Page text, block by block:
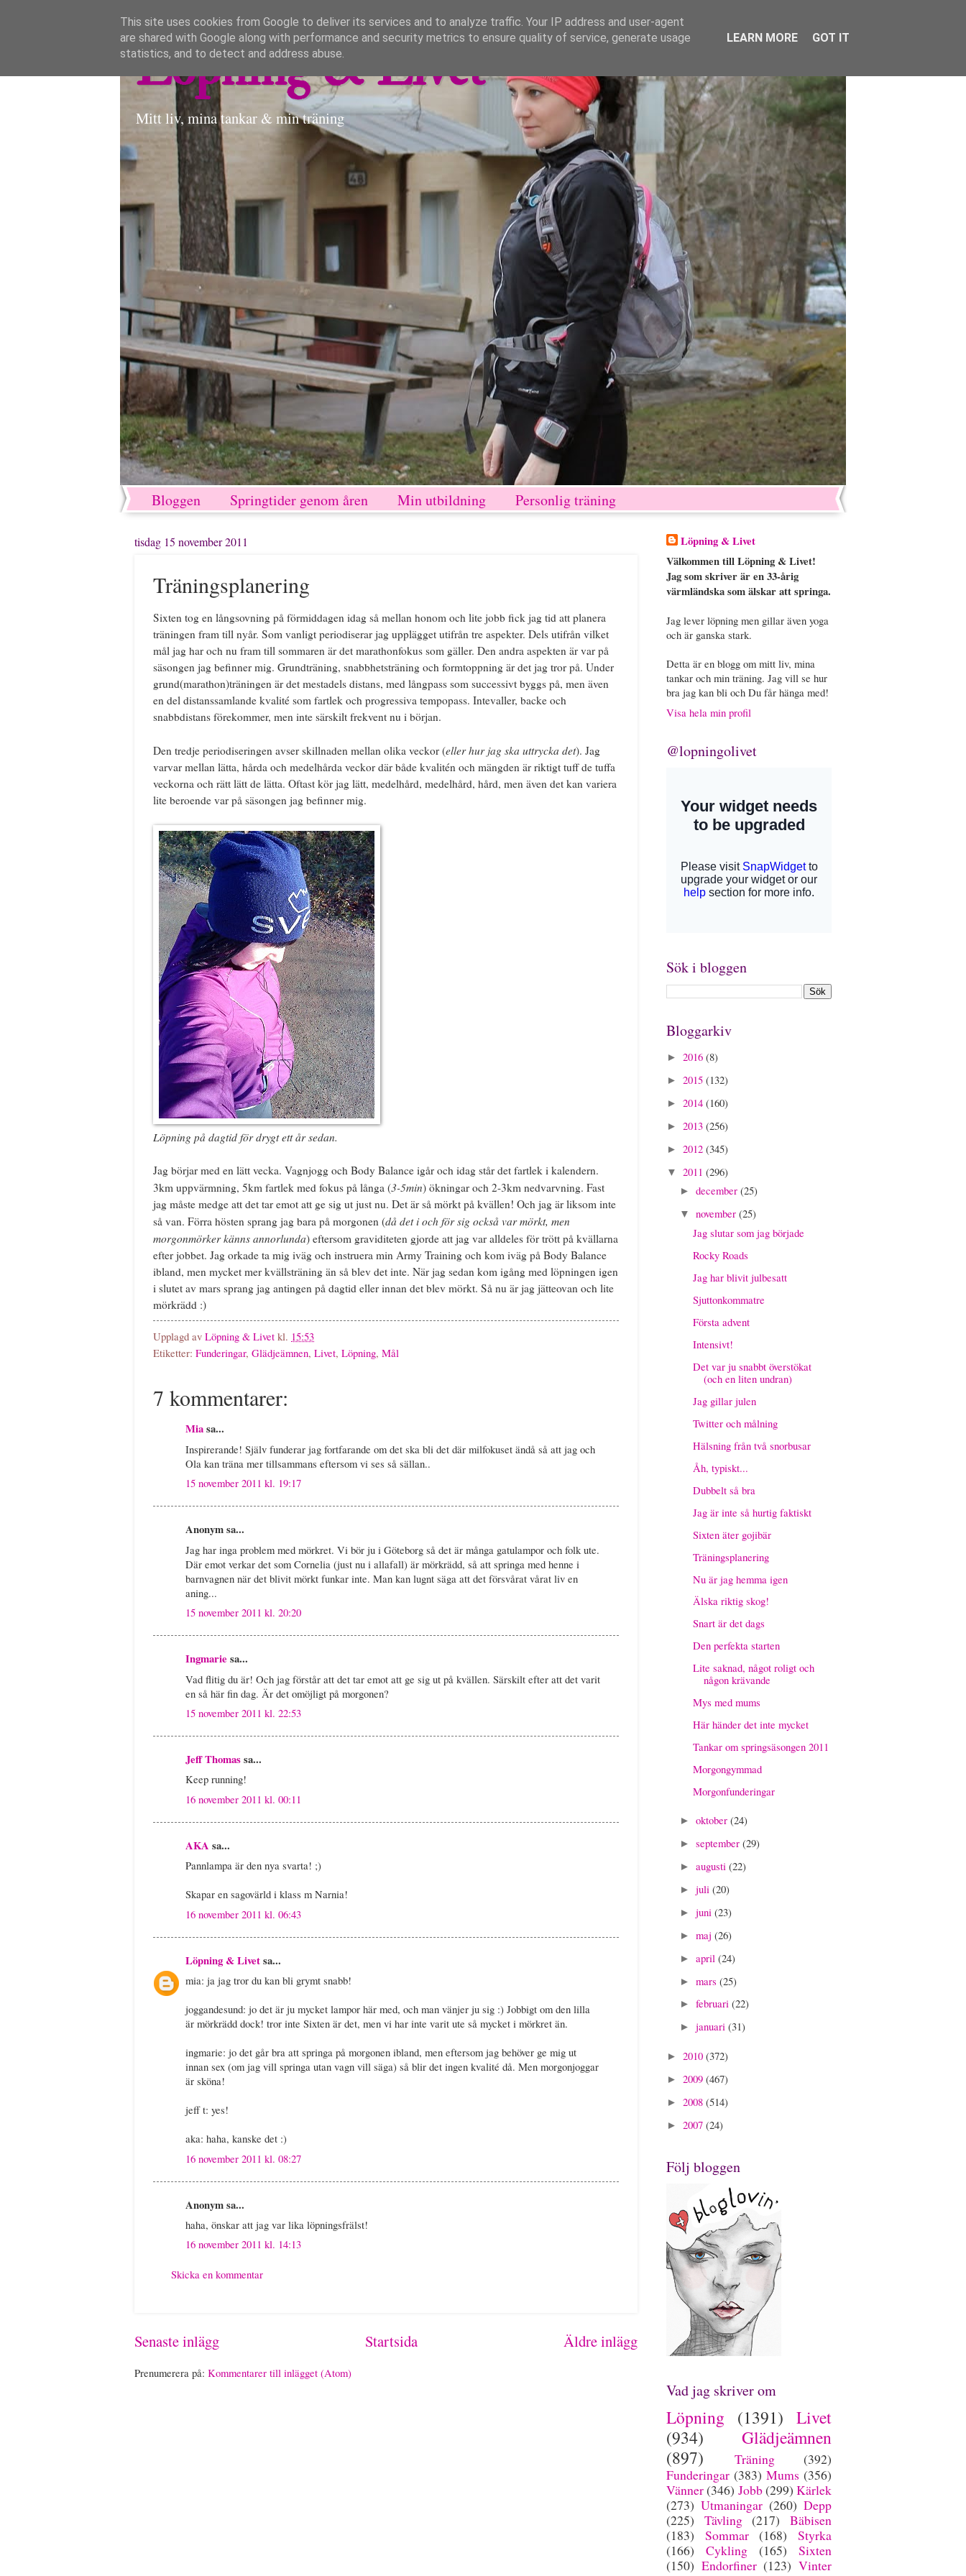
Löpning & Livet
Mitt liv, mina tankar & min träning
Bloggen Springtider genom åren Min utbildning Personlig träning
tisdag 15 november 2011
Träningsplanering
Sixten tog en långsovning på förmiddagen idag så mellan honom och lite jobb fick jag tid att planera
träningen fram till nyår. Som vanligt periodiserar jag upplägget utifrån tre aspekter. Dels utifrån vilket
mål jag har och nu fram till sommaren är det marathonfokus som gäller. Den andra aspekten är var på
säsongen jag befinner mig. Grundträning, snabbhetsträning och formtoppning är det jag tror på. Under
grund(marathon)träningen är det mestadels distans, med långpass som successivt byggs på, men även
en del distanssamlande kvalité som fartlek och progressiva tempopass. Intevaller, backe och
snabbdistans förekommer, men inte särskilt frekvent nu i början.
Den tredje periodiseringen avser skillnaden mellan olika veckor (eller hur jag ska uttrycka det). Jag
varvar mellan lätta, hårda och medelhårda veckor där både kvalitén och mängden är riktigt tuff de tuffa
veckorna och rätt lätt de lätta. Oftast kör jag lätt, medelhård, medelhård, hård, men även det kan variera
lite beroende var på säsongen jag befinner mig.
Löpning på dagtid för drygt ett år sedan.
Jag börjar med en lätt vecka. Vagnjogg och Body Balance igår och idag står det fartlek i kalendern.
3km uppvärmning, 5km fartlek med fokus på långa (3-5min) ökningar och 2-3km nedvarvning. Fast
jag måste medge att det tar emot att ge sig ut just nu. Det är så mörkt på kvällen! Och jag är liksom inte
så van. Förra hösten sprang jag bara på morgonen (då det i och för sig också var mörkt, men
morgonmörker känns annorlunda) eftersom graviditeten gjorde att jag var alldeles för trött på kvällarna
efter jobbet. Jag orkade ta mig iväg och instruera min Army Training och kom iväg på Body Balance
ibland, men mycket mer kvällsträning än så blev det inte. När jag sedan kom igång med löpningen igen
i slutet av mars sprang jag antingen på dagtid eller innan det blev mörkt. Så nu är jag jätteovan och lite
mörkrädd :)
Upplagd av Löpning & Livet kl. 15:53
Etiketter: Funderingar, Glädjeämnen, Livet, Löpning, Mål
7 kommentarer:
Miasa...
Inspirerande! Själv funderar jag fortfarande om det ska bli det där milfokuset ändå så att jag och
Ola kan träna mer tillsammans eftersom vi ses så sällan..
15 november 2011 kl. 19:17
Anonym sa...
Jag har inga problem med mörkret. Vi bör ju i Göteborg så det är många gatulampor och folk ute.
Där emot verkar det som Cornelia (just nu i allafall) är mörkrädd, så att springa med henne i
barnvagnen när det blivit mörkt funkar inte. Man kan lugnt säga att det försvårat vårat liv en
aning...
15 november 2011 kl. 20:20
Ingmarie sa...
Vad flitig du är! Och jag förstår att det tar emot att ge sig ut på kvällen. Särskilt efter att det varit
en så här fin dag. Är det omöjligt på morgonen?
15 november 2011 kl. 22:53
Jeff Thomassa...
Keep running!
16 november 2011 kl. 00:11
AKA sa...
Pannlampa är den nya svarta! ;)
Skapar en sagovärld i klass m Narnia!
16 november 2011 kl. 06:43
Löpning & Livetsa...
mia: ja jag tror du kan bli grymt snabb!
joggandesund: jo det är ju mycket lampor här med, och man vänjer ju sig :) Jobbigt om den lilla
är mörkrädd dock! tror inte Sixten är det, men vi har inte varit ute så mycket i mörkret än.
ingmarie: jo det går bra att springa på morgonen ibland, men eftersom jag behöver ge mig ut
innan sex (om jag vill springa utan vagn vill säga) så blir det ingen kvalité då. Men morgonjoggar
är sköna!
jeff t: yes!
aka: haha, kanske det :)
16 november 2011 kl. 08:27
Anonym sa...
haha, önskar att jag var lika löpningsfrälst!
16 november 2011 kl. 14:13
Skicka en kommentar
Senaste inlägg Äldre inlägg
Startsida
Prenumerera på: Kommentarer till inlägget (Atom)
Löpning & Livet
Välkommen till Löpning & Livet!
Jag som skriver är en 33-årig
värmländska som älskar att springa.
Jag lever löpning men gillar även yoga
och är ganska stark.
Detta är en blogg om mitt liv, mina
tankar och min träning. Jag vill se hur
bra jag kan bli och Du får hänga med!
Visa hela min profil
@lopningolivet
Sök i bloggen
Bloggarkiv
► 2016 (8)
► 2015 (132)
► 2014 (160)
► 2013 (256)
► 2012 (345)
▼ 2011 (296)
► december (25)
▼ november (25)
Jag slutar som jag började
Rocky Roads
Jag har blivit julbesatt
Sjuttonkommatre
Första advent
Intensivt!
Det var ju snabbt överstökat
(och en liten undran)
Jag gillar julen
Twitter och målning
Hälsning från två snorbusar
Åh, typiskt...
Dubbelt så bra
Jag är inte så hurtig faktiskt
Sixten äter gojibär
Träningsplanering
Nu är jag hemma igen
Älska riktig skog!
Snart är det dags
Den perfekta starten
Lite saknad, något roligt och
någon krävande
Mys med mums
Här händer det inte mycket
Tankar om springsäsongen 2011
Morgongymmad
Morgonfunderingar
► oktober (24)
► september (29)
► augusti (22)
► juli (20)
► juni (23)
► maj (26)
► april (24)
► mars (25)
► februari (22)
► januari (31)
► 2010 (372)
► 2009 (467)
► 2008 (514)
► 2007 (24)
Följ bloggen
Vad jag skriver om
Löpning (1391) Livet
(934)
Glädjeämnen
(897)
Träning
(392)
Funderingar (383) Mums (356)
Vänner(346) Jobb(299) Kärlek
(273) Utmaningar (260) Depp
(225)
Tävling (217)
Bäbisen
(183)
Sommar (168)
Styrka
(166)
Cykling (165)
Sixten
(150) Endorfiner (123) Vinter
This site uses cookies from Google to deliver its services and to analyze traffic. Your IP address and user-agent
are shared with Google along with performance and security metrics to ensure quality of service, generate usage
statistics, and to detect and address abuse.
LEARN MORE GOT IT